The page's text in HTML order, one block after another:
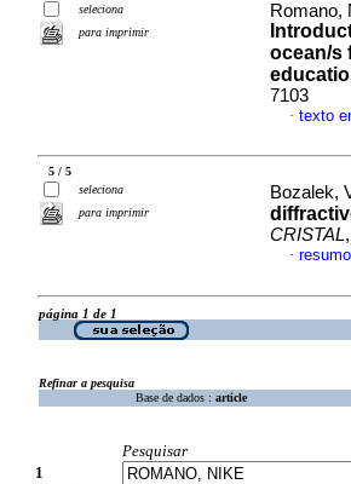
seleciona
para imprimir
Romano,
ocean/s
7103
· texto
5 / 5
seleciona
para imprimir
Bozalek,
CRISTAL
·
página 1 de 1
Refinar a pesquisa
Base de dados : article
Pesquisar
1